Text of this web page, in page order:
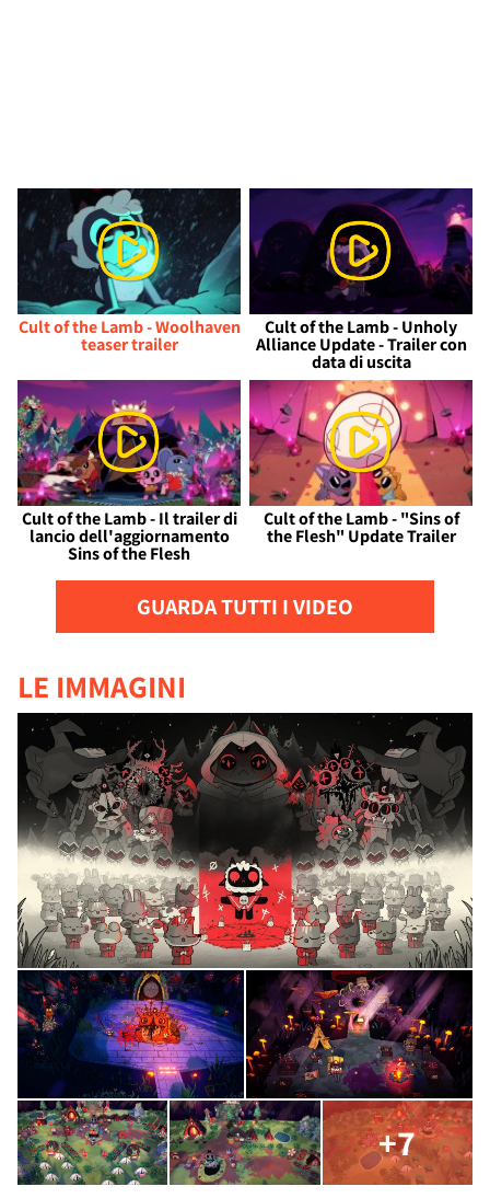
Cult of the Lamb - Woolhaven
teaser trailer
Cult of the Lamb - Unholy
Alliance Update - Trailer con
data di uscita
Cult of the Lamb - Il trailer di
lancio dell'aggiornamento
Sins of the Flesh
Cult of the Lamb - "Sins of
the Flesh" Update Trailer
GUARDA TUTTI I VIDEO
LE IMMAGINI
+7